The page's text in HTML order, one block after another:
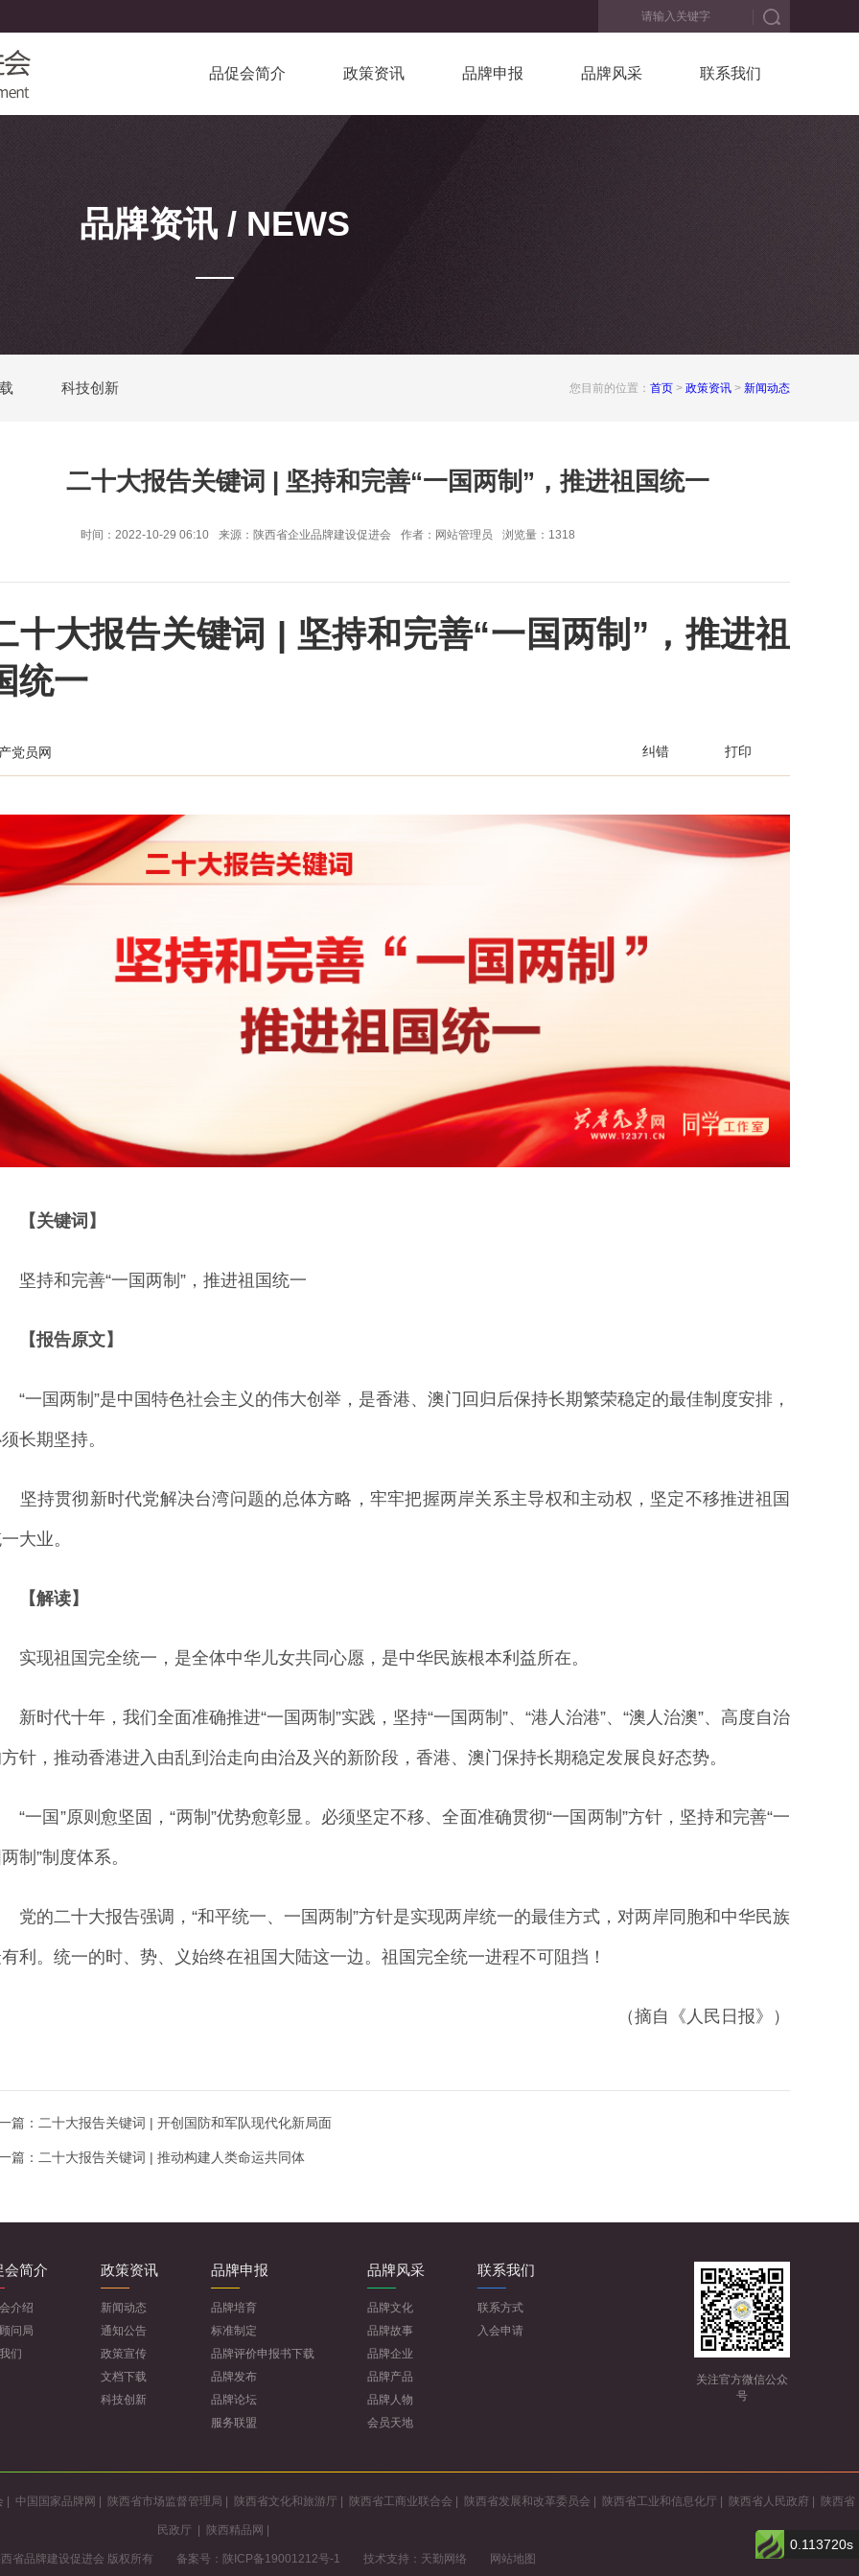
品促会简介 政策资讯 品牌申报 品牌风采 联系我们
品牌资讯 / NEWS
科技创新 您目前的位置： 首页 > 政策资讯 > 新闻动态
二十大报告关键词 | 坚持和完善“一国两制”，推进祖国统一
时间：2022-10-29 06:10 来源：陕西省企业品牌建设促进会 作者：网站管理员 浏览量： 1318
十大报告关键词 | 坚持和完善“一国两制”，推进祖
统一
党员网 打印
纠错
【关键词】
持和完善“一国两制”，推进祖国统一
【报告原文】
国两制”是中国特色社会主义的伟大创举，是香港、澳门回归后保持长期繁荣稳定的最佳制度安排，
长期坚持。
贯彻新时代党解决台湾问题的总体方略，牢牢把握两岸关系主导权和主动权，坚定不移推进祖国
大业。
【解读】
祖国完全统一，是全体中华儿女共同心愿，是中华民族根本利益所在。
代十年，我们全面准确推进“一国两制”实践，坚持“一国两制”、“港人治港”、“澳人治澳”、高度自治
针，推动香港进入由乱到治走向由治及兴的新阶段，香港、澳门保持长期稳定发展良好态势。
国”原则愈坚固，“两制”优势愈彰显。必须坚定不移、全面准确贯彻“一国两制”方针，坚持和完善“一
制”制度体系。
二十大报告强调，“和平统一、一国两制”方针是实现两岸统一的最佳方式，对两岸同胞和中华民族
利。统一的时、势、义始终在祖国大陆这一边。祖国完全统一进程不可阻挡！
（摘自《人民日报》）
篇： 二十大报告关键词 | 开创国防和军队现代化新局面
篇： 二十大报告关键词 | 推动构建人类命运共同体
会简介
介绍
问局
们
政策资讯
新闻动态
通知公告
政策宣传
文档下载
科技创新
品牌申报
品牌培育
标准制定
品牌评价申报书下载
品牌发布
品牌论坛
服务联盟
品牌风采
品牌文化
品牌故事
品牌企业
品牌产品
品牌人物
会员天地
联系我们
联系方式
入会申请
关注官方微信公众
号
| 中国国家品牌网 | 陕西省市场监督管理局 | 陕西省文化和旅游厅 | 陕西省工商业联合会 | 陕西省发展和改革委员会 | 陕西省工业和信息化厅 | 陕西省人民政府 | 陕西省
民政厅 | 陕西精品网 |
省品牌建设促进会 版权所有 备案号： 陕ICP备19001212号-1 技术支持： 天勤网络 网站地图
0.113720s